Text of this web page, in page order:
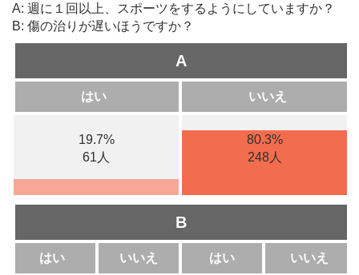
A: 週に１回以上、スポーツをするようにしていますか？
B: 傷の治りが遅いほうですか？
A
はい いいえ
19.7%
61人
80.3%
248人
B
はい いいえ はい いいえ